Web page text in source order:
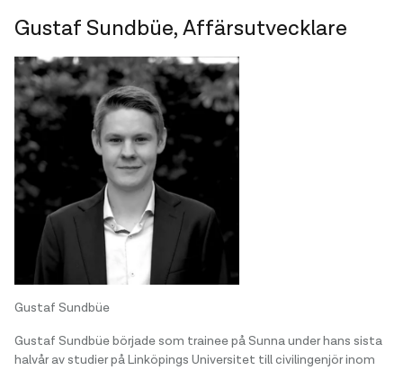
Gustaf Sundbüe, Affärsutvecklare
Gustaf Sundbüe
Gustaf Sundbüe började som trainee på Sunna under hans sista
halvår av studier på Linköpings Universitet till civilingenjör inom